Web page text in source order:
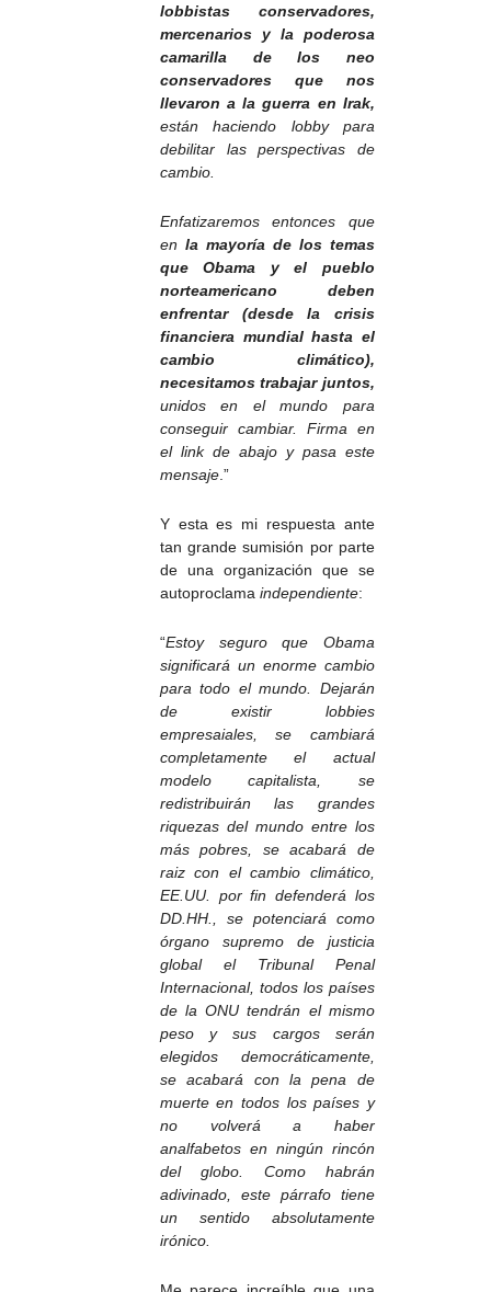
lobbistas conservadores,
mercenarios y la poderosa
camarilla de los neo
conservadores que nos
llevaron a la guerra en Irak,
están haciendo lobby para
debilitar las perspectivas de
cambio.
Enfatizaremos entonces que
en la mayoría de los temas
que Obama y el pueblo
norteamericano deben
enfrentar (desde la crisis
financiera mundial hasta el
cambio climático),
necesitamos trabajar juntos,
unidos en el mundo para
conseguir cambiar. Firma en
el link de abajo y pasa este
mensaje.”
Y esta es mi respuesta ante
tan grande sumisión por parte
de una organización que se
autoproclama independiente:
“Estoy seguro que Obama
significará un enorme cambio
para todo el mundo. Dejarán
de existir lobbies
empresaiales, se cambiará
completamente el actual
modelo capitalista, se
redistribuirán las grandes
riquezas del mundo entre los
más pobres, se acabará de
raiz con el cambio climático,
EE.UU. por fin defenderá los
DD.HH., se potenciará como
órgano supremo de justicia
global el Tribunal Penal
Internacional, todos los países
de la ONU tendrán el mismo
peso y sus cargos serán
elegidos democráticamente,
se acabará con la pena de
muerte en todos los países y
no volverá a haber
analfabetos en ningún rincón
del globo. Como habrán
adivinado, este párrafo tiene
un sentido absolutamente
irónico.